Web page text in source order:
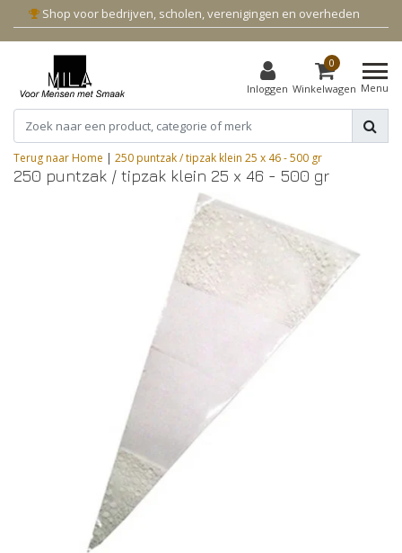
Shop voor bedrijven, scholen, verenigingen en overheden
Inloggen
0
Winkelwagen Menu
Terug naar Home | 250 puntzak / tipzak klein 25 x 46 - 500 gr
250 puntzak / tipzak klein 25 x 46 - 500 gr